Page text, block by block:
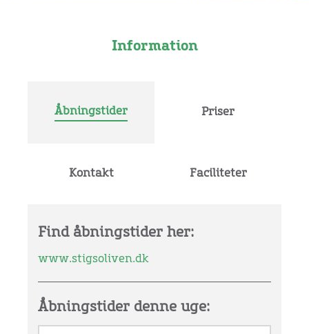
Information
Åbningstider Priser
Kontakt Faciliteter
Find åbningstider her:
www.stigsoliven.dk
Åbningstider denne uge: